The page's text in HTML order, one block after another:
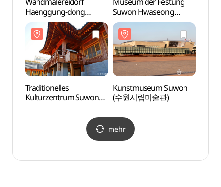
Haenggung-dong
(행궁동 벽화마을)
Suwon Hwaseong
(수원화성박물관)
Traditionelles
Kulturzentrum Suwon
Kunstmuseum Suwon
(수원시립미술관)
mehr